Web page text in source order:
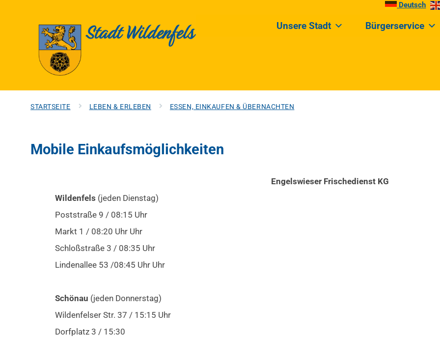
Deutsch
Unsere Stadt Bürgerservice
STARTSEITE LEBEN & ERLEBEN ESSEN, EINKAUFEN & ÜBERNACHTEN
Mobile Einkaufsmöglichkeiten
Engelswieser Frischedienst KG
Wildenfels (jeden Dienstag)
Poststraße 9 / 08:15 Uhr
Markt 1 / 08:20 Uhr Uhr
Schloßstraße 3 / 08:35 Uhr
Lindenallee 53 /08:45 Uhr Uhr
Schönau (jeden Donnerstag)
Wildenfelser Str. 37 / 15:15 Uhr
Dorfplatz 3 / 15:30